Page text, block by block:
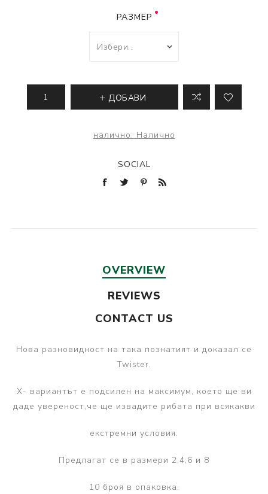
РАЗМЕР
ДОБАВИ
налично: Налично
SOCIAL
OVERVIEW
REVIEWS
CONTACT US
Нова разновидност на така познатият и доказал се
Twister.
Х- вариантът е подсилен на максимум, което ще ви
даде увереност,че ще извадите рибата при всякакви
екстремни условия.
Предлагат се в размери 2,4,6 и 8
10 броя в опаковка.